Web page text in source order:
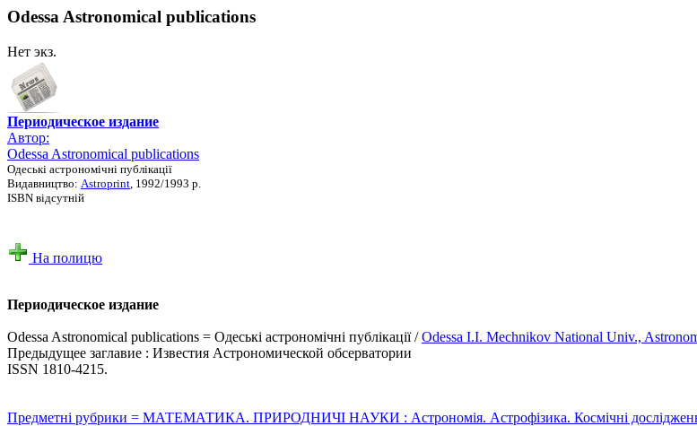
Odessa Astronomical publications
Нет экз.
Периодическое издание
Автор:
Odessa Astronomical publications
Одеські астрономічні публікації
Видавництво: Astroprint , 1992/1993 р.
ISBN відсутній
На полицю
Периодическое издание
Odessa Astronomical publications = Одеські астрономічні публікації /Odessa І.І. Mechnikov National Univ.,
Предыдущее заглавие : Известия Астрономической обсерватории
ISSN 1810-4215.
Предметні рубрики = МАТЕМАТИКА. ПРИРОДНИЧІ НАУКИ : Астрономія. Астрофізика. Космічні дослідження.